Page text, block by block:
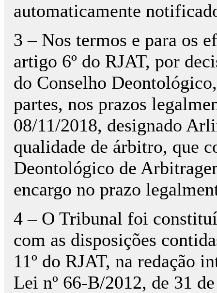
automaticamente
3 – Nos termos e para os
artigo 6º do RJAT, por
do Conselho
partes, nos prazos
08/11/2018, designado
qualidade de árbitro, que
Deontológico de
encargo no prazo
4 – O Tribunal foi
com as disposições
11º do RJAT, na redação
Lei nº 66-B/2012, de 31